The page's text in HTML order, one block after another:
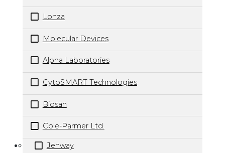
Lonza
Molecular Devices
Alpha Laboratories
CytoSMART Technologies
Biosan
Cole-Parmer Ltd.
Jenway